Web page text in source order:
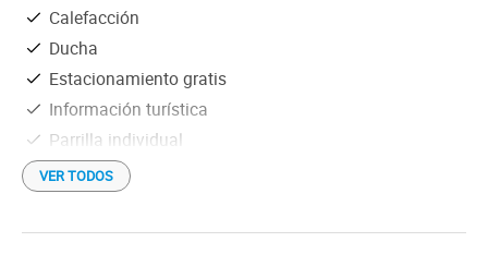
Calefacción
Ducha
Estacionamiento gratis
Información turística
Parrilla individual
Vajilla
Vista al lago
Wi-Fi gratis
VER TODOS